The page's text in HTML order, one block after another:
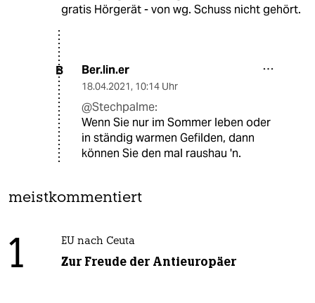
gratis Hörgerät - von wg. Schuss nicht gehört.
B Ber.lin.er
18.04.2021, 10:14 Uhr
@Stechpalme:
Wenn Sie nur im Sommer leben oder
in ständig warmen Gefilden, dann
können Sie den mal raushau 'n.
meistkommentiert
1 EU nach Ceuta
Zur Freude der Antieuropäer